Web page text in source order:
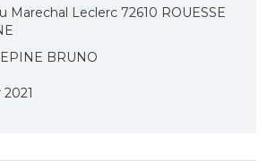
Marechal Leclerc 72610 ROUESSE
BRUNO